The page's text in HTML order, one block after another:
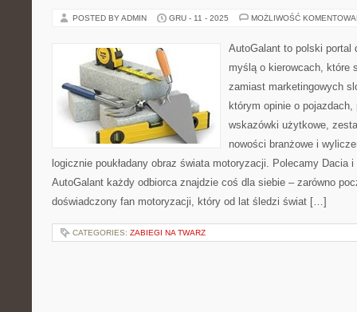
POSTED BY ADMIN GRU - 11 - 2025 MOŻLIWOŚĆ
AutoGalant to polski portal
myślą o kierowcach, które
zamiast marketingowych
którym opinie o
wskazówki użytkowe,
nowości branżowe i
logicznie poukładany obraz świata motoryzacji. Polecamy Dacia
AutoGalant każdy odbiorca znajdzie coś dla siebie – zarówno
doświadczony fan motoryzacji, który od lat śledzi świat […]
CATEGORIES: ZABIEGI NA TWARZ